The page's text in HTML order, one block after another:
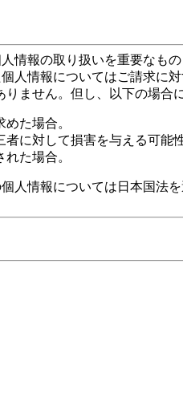
情報の取り扱いを重要なも
人情報についてはご請求に
ません。但し、以下の場合
た場合。
者に対して損害を与える可能
た場合。
人情報については日本国法